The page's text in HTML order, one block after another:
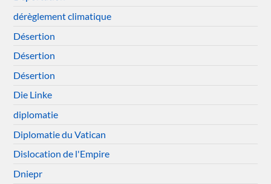
dérèglement climatique
Désertion
Désertion
Désertion
Die Linke
diplomatie
Diplomatie du Vatican
Dislocation de l'Empire
Dniepr